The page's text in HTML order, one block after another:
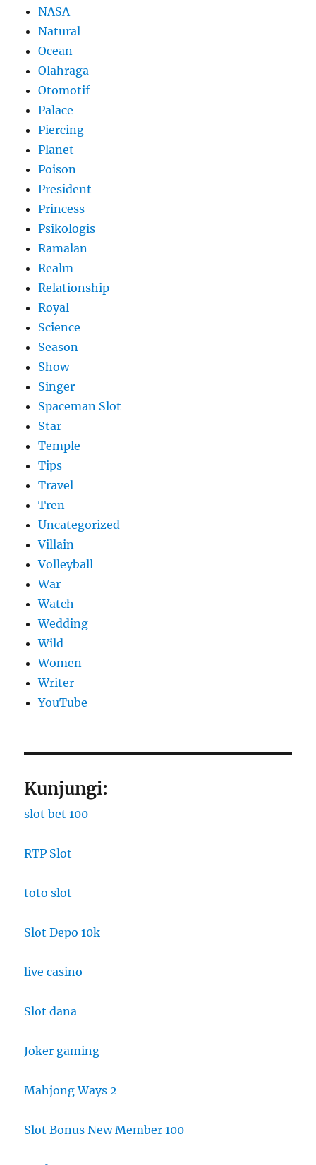
NASA
Natural
Ocean
Olahraga
Otomotif
Palace
Piercing
Planet
Poison
President
Princess
Psikologis
Ramalan
Realm
Relationship
Royal
Science
Season
Show
Singer
Spaceman Slot
Star
Temple
Tips
Travel
Tren
Uncategorized
Villain
Volleyball
War
Watch
Wedding
Wild
Women
Writer
YouTube
Kunjungi:
slot bet 100
RTP Slot
toto slot
Slot Depo 10k
live casino
Slot dana
Joker gaming
Mahjong Ways 2
Slot Bonus New Member 100